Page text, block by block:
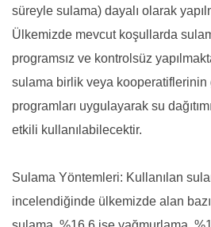
süreyle sulama) dayalı olarak
Ülkemizde mevcut koşullarda
programsız ve kontrolsüz
sulama birlik veya kooperatiflerinin
programları uygulayarak su
etkili kullanılabilecektir.
Sulama Yöntemleri: Kullanılan
incelendiğinde ülkemizde alan